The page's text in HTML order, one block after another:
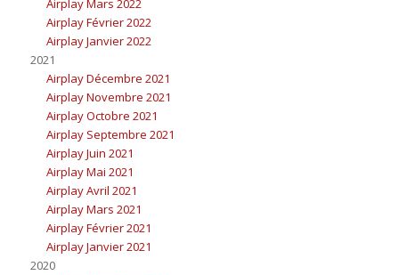
Airplay Mars 2022
Airplay Février 2022
Airplay Janvier 2022
2021
Airplay Décembre 2021
Airplay Novembre 2021
Airplay Octobre 2021
Airplay Septembre 2021
Airplay Juin 2021
Airplay Mai 2021
Airplay Avril 2021
Airplay Mars 2021
Airplay Février 2021
Airplay Janvier 2021
2020